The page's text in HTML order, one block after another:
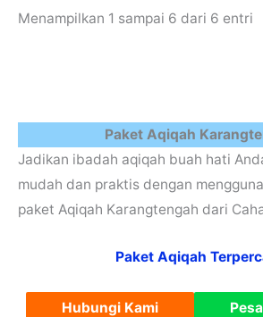
Menampilkan 1 sampai 6 dari 6 entri
Paket Aqiqah
Jadikan ibadah aqiqah buah hati
mudah dan praktis dengan
paket Aqiqah Karangtengah dari
Paket Aqiqah
Hubungi Kami